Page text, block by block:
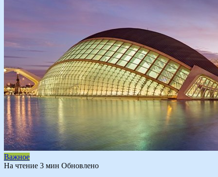
Важное
На чтение 3 мин Обновлено